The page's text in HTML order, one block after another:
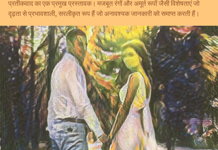
प्रतीकवाद का एक प्रमुख प्रस्तावक। मजबूत रंगों और अमूर्त रूपों जैसी विशेषताएं जो
दृढ़ता से प्रभावशाली, सरलीकृत रूप हैं जो अनावश्यक जानकारी को समाप्त करती हैं।